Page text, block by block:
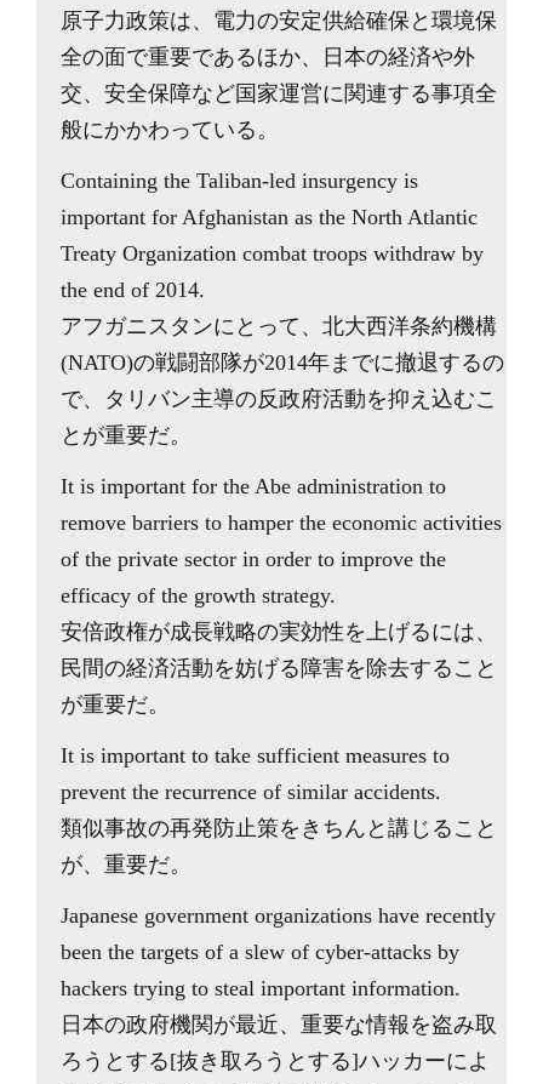
原子力政策は、電力の安定供給確保と環境保
全の面で重要であるほか、日本の経済や外
交、安全保障など国家運営に関連する事項全
般にかかわっている。
Containing the Taliban-led insurgency is
important for Afghanistan as the North Atlantic
Treaty Organization combat troops withdraw by
the end of 2014.
アフガニスタンにとって、北大西洋条約機構
(NATO)の戦闘部隊が2014年までに撤退するの
で、タリバン主導の反政府活動を抑え込むこ
とが重要だ。
It is important for the Abe administration to
remove barriers to hamper the economic activities
of the private sector in order to improve the
efficacy of the growth strategy.
安倍政権が成長戦略の実効性を上げるには、
民間の経済活動を妨げる障害を除去すること
が重要だ。
It is important to take sufficient measures to
prevent the recurrence of similar accidents.
類似事故の再発防止策をきちんと講じること
が、重要だ。
Japanese government organizations have recently
been the targets of a slew of cyber-attacks by
hackers trying to steal important information.
日本の政府機関が最近、重要な情報を盗み取
ろうとする[抜き取ろうとする]ハッカーによ